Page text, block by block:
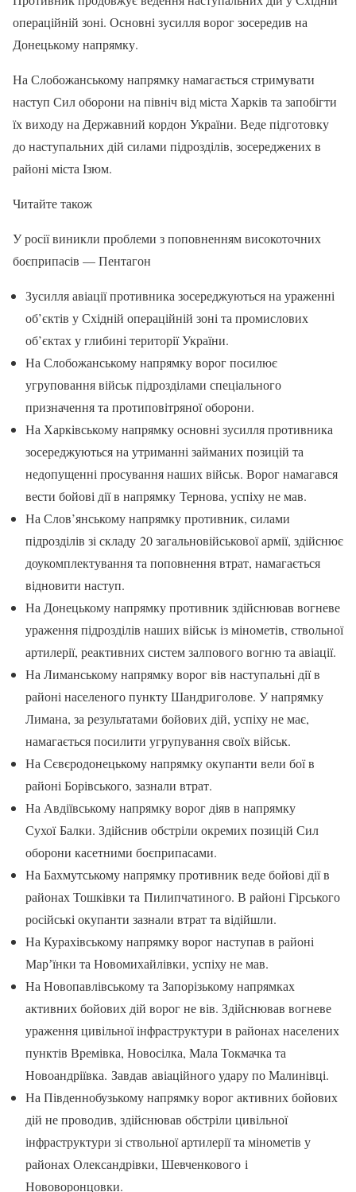
операційній зоні. Основні зусилля ворог зосередив на
Донецькому напрямку.
На Слобожанському напрямку намагається стримувати
наступ Сил оборони на північ від міста Харків та запобігти
їх виходу на Державний кордон України. Веде підготовку
до наступальних дій силами підрозділів, зосереджених в
районі міста Ізюм.
Читайте також
У росії виникли проблеми з поповненням високоточних
боєприпасів — Пентагон
Зусилля авіації противника зосереджуються на ураженні
об’єктів у Східній операційній зоні та промислових
об’єктах у глибині території України.
На Слобожанському напрямку ворог посилює
угруповання військ підрозділами спеціального
призначення та протиповітряної оборони.
На Харківському напрямку основні зусилля противника
зосереджуються на утриманні займаних позицій та
недопущенні просування наших військ. Ворог намагався
вести бойові дії в напрямку Тернова, успіху не мав.
На Слов’янському напрямку противник, силами
підрозділів зі складу 20 загальновійськової армії, здійснює
доукомплектування та поповнення втрат, намагається
відновити наступ.
На Донецькому напрямку противник здійснював вогневе
ураження підрозділів наших військ із мінометів, ствольної
артилерії, реактивних систем залпового вогню та авіації.
На Лиманському напрямку ворог вів наступальні дії в
районі населеного пункту Шандриголове. У напрямку
Лимана, за результатами бойових дій, успіху не має,
намагається посилити угрупування своїх військ.
На Сєвєродонецькому напрямку окупанти вели бої в
районі Борівського, зазнали втрат.
На Авдіївському напрямку ворог діяв в напрямку
Сухої Балки. Здійснив обстріли окремих позицій Сил
оборони касетними боєприпасами.
На Бахмутському напрямку противник веде бойові дії в
районах Тошківки та Пилипчатиного. В районі Гірського
російські окупанти зазнали втрат та відійшли.
На Курахівському напрямку ворог наступав в районі
Марʼїнки та Новомихайлівки, успіху не мав.
На Новопавлівському та Запорізькому напрямках
активних бойових дій ворог не вів. Здійснював вогневе
ураження цивільної інфраструктури в районах населених
пунктів Времівка, Новосілка, Мала Токмачка та
Новоандріївка. Завдав авіаційного удару по Малинівці.
На Південнобузькому напрямку ворог активних бойових
дій не проводив, здійснював обстріли цивільної
інфраструктури зі ствольної артилерії та мінометів у
районах Олександрівки, Шевченкового і
Нововоронцовки.